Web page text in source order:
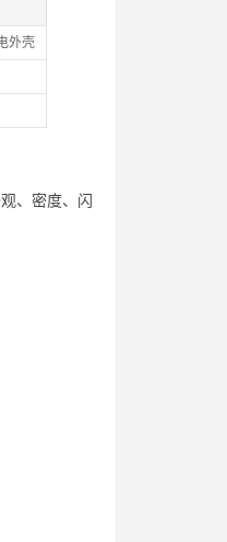
外壳
、密度、闪